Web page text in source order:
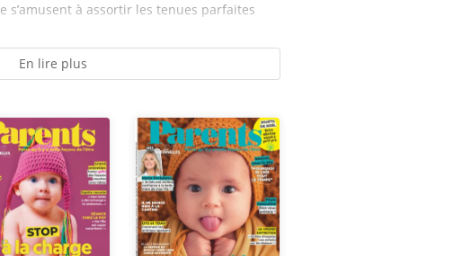
s’amusent à assortir les tenues parfaites
En lire plus